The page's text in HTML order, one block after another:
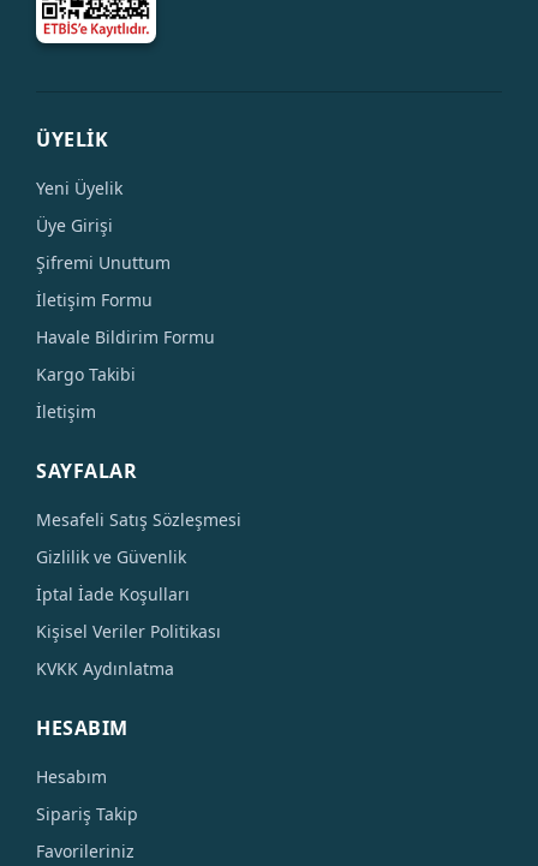
ÜYELİK
Yeni Üyelik
Üye Girişi
Şifremi Unuttum
İletişim Formu
Havale Bildirim Formu
Kargo Takibi
İletişim
SAYFALAR
Mesafeli Satış Sözleşmesi
Gizlilik ve Güvenlik
İptal İade Koşulları
Kişisel Veriler Politikası
KVKK Aydınlatma
HESABIM
Hesabım
Sipariş Takip
Favorileriniz